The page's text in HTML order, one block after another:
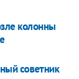
колонны
советник